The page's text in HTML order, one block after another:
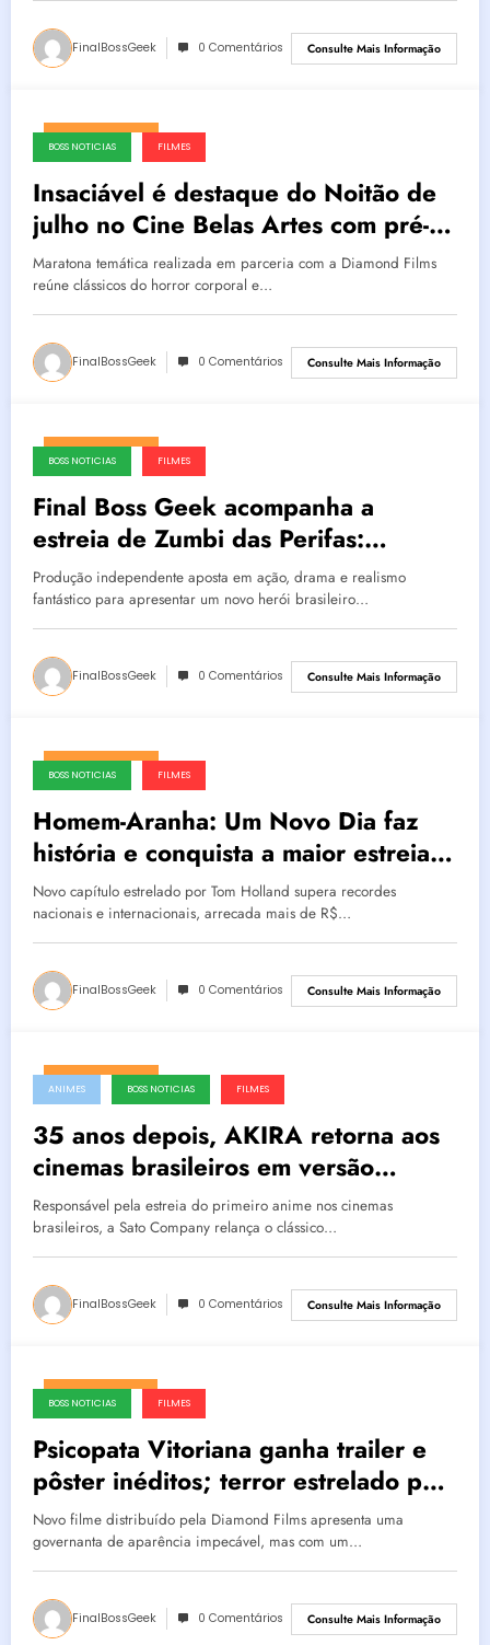
FinalBossGeek 0 Comentários Consulte Mais Informação
agosto 6, 2026
BOSS NOTICIAS FILMES
Insaciável é destaque do Noitão de
julho no Cine Belas Artes com pré-
estreia exclusiva do novo body
horror de Natalie Erika James
Maratona temática realizada em parceria com a Diamond Films
reúne clássicos do horror corporal e…
FinalBossGeek 0 Comentários Consulte Mais Informação
agosto 5, 2026
BOSS NOTICIAS FILMES
Final Boss Geek acompanha a
estreia de Zumbi das Perifas:
Herança de Sangue, novo curta da
Final Boss Filmes
Produção independente aposta em ação, drama e realismo
fantástico para apresentar um novo herói brasileiro…
FinalBossGeek 0 Comentários Consulte Mais Informação
agosto 5, 2026
BOSS NOTICIAS FILMES
Homem-Aranha: Um Novo Dia faz
história e conquista a maior estreia
de todos os tempos nos cinemas
brasileiros
Novo capítulo estrelado por Tom Holland supera recordes
nacionais e internacionais, arrecada mais de R$…
FinalBossGeek 0 Comentários Consulte Mais Informação
agosto 5, 2026
ANIMES BOSS NOTICIAS FILMES
35 anos depois, AKIRA retorna aos
cinemas brasileiros em versão
remasterizada em 4K e celebra
legado histórico da animação no país
Responsável pela estreia do primeiro anime nos cinemas
brasileiros, a Sato Company relança o clássico…
FinalBossGeek 0 Comentários Consulte Mais Informação
agosto 4, 2026
BOSS NOTICIAS FILMES
Psicopata Vitoriana ganha trailer e
pôster inéditos; terror estrelado por
Maika Monroe promete mergulhar o
público em uma espiral de sangue e
loucura
Novo filme distribuído pela Diamond Films apresenta uma
governanta de aparência impecável, mas com um…
FinalBossGeek 0 Comentários Consulte Mais Informação